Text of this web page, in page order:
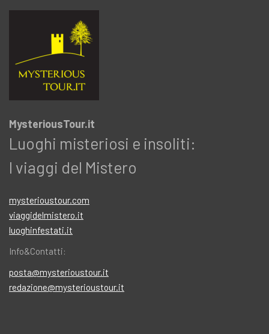
MysteriousTour.it
Luoghi misteriosi e insoliti:
I viaggi del Mistero
mysterioustour.com
viaggidelmistero.it
luoghinfestati.it
Info&Contatti:
posta@mysterioustour.it
redazione@mysterioustour.it